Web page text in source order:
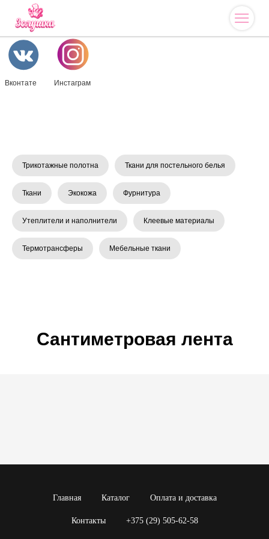
Вконтате Инстаграм
Трикотажные полотна Ткани для постельного белья
Ткани Экокожа Фурнитура
Утеплители и наполнители Клеевые материалы
Термотрансферы Мебельные ткани
Сантиметровая лента
Главная Каталог Оплата и доставка
Контакты +375 (29) 505-62-58